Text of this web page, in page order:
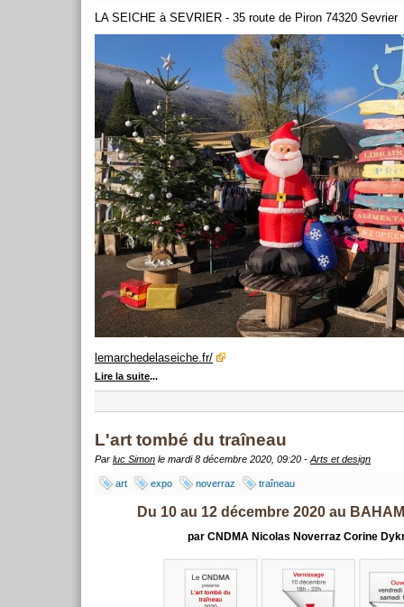
LA SEICHE à SEVRIER - 35 route de Piron 74320 Sevrier
lemarchedelaseiche.fr/
Lire la suite...
L'art tombé du traîneau
Par luc Simon le mardi 8 décembre 2020, 09:20 - Arts et design
art expo noverraz traîneau
Du 10 au 12 décembre 2020 au
par CNDMA Nicolas Noverraz Corine